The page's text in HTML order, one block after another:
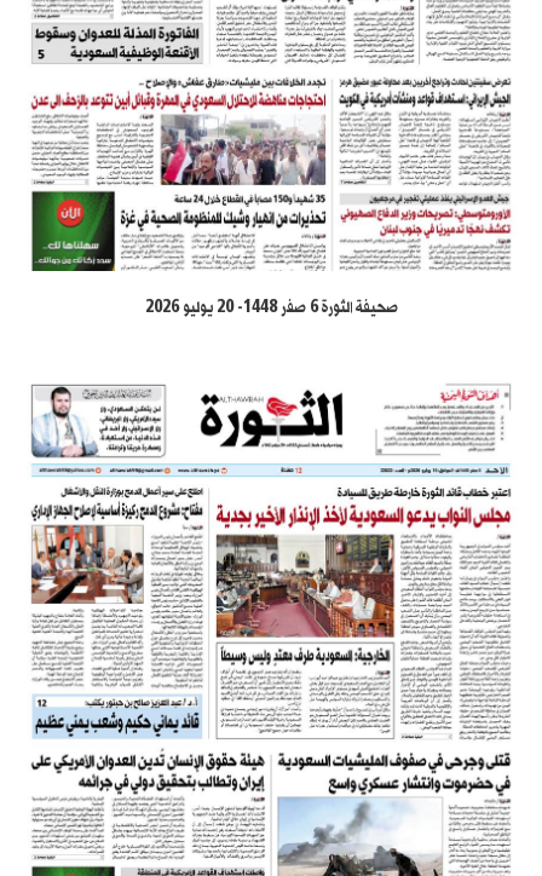
صحيفة الثورة 6 صفر 1448- 20 يوليو 2026